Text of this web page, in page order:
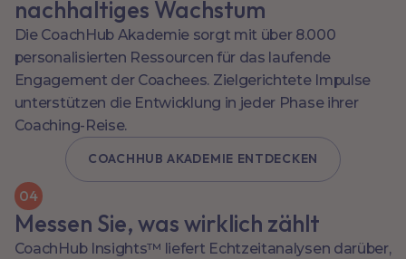
nachhaltiges Wachstum
Die CoachHub Akademie sorgt mit über 8.000
personalisierten Ressourcen für das laufende
Engagement der Coachees. Zielgerichtete Impulse
unterstützen die Entwicklung in jeder Phase ihrer
Coaching-Reise.
COACHHUB AKADEMIE ENTDECKEN
04
Messen Sie, was wirklich zählt
CoachHub Insights™ liefert Echtzeitanalysen darüber,